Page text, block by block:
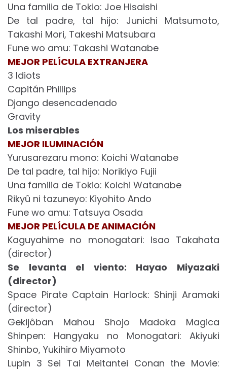
Una familia de Tokio: Joe Hisaishi
De tal padre, tal hijo: Junichi Matsumoto,
Takashi Mori, Takeshi Matsubara
Fune wo amu: Takashi Watanabe
MEJOR PELÍCULA EXTRANJERA
3 Idiots
Capitán Phillips
Django desencadenado
Gravity
Los miserables
MEJOR ILUMINACIÓN
Yurusarezaru mono: Koichi Watanabe
De tal padre, tal hijo: Norikiyo Fujii
Una familia de Tokio: Koichi Watanabe
Rikyû ni tazuneyo: Kiyohito Ando
Fune wo amu: Tatsuya Osada
MEJOR PELÍCULA DE ANIMACIÓN
Kaguyahime no monogatari: Isao Takahata
(director)
Se levanta el viento: Hayao Miyazaki
(director)
Space Pirate Captain Harlock: Shinji Aramaki
(director)
Gekijôban Mahou Shojo Madoka Magica
Shinpen: Hangyaku no Monogatari: Akiyuki
Shinbo, Yukihiro Miyamoto
Lupin 3 Sei Tai Meitantei Conan the Movie: